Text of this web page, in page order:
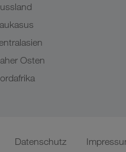
Osten
Datenschutz